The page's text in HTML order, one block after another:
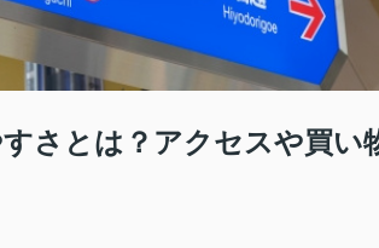
さとは？アクセスや買い